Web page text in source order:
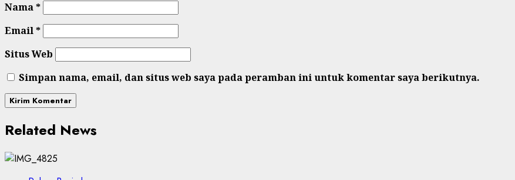
Nama*
Email*
Situs Web
Simpan nama, email, dan situs web saya pada peramban ini untuk komentar saya berikutnya.
Related News